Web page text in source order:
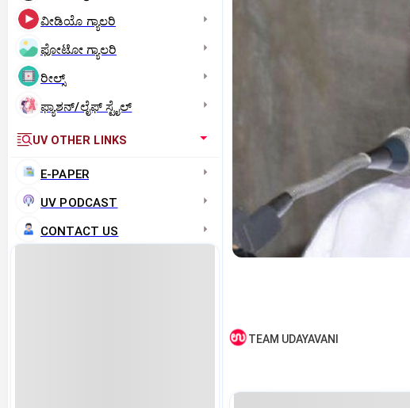
ವೀಡಿಯೊ ಗ್ಯಾಲರಿ
ಫೋಟೋ ಗ್ಯಾಲರಿ
ರೀಲ್ಸ್
ಫ್ಯಾಶನ್/ಲೈಫ್‌ ಸ್ಟೈಲ್
UV OTHER LINKS
E-PAPER
UV PODCAST
CONTACT US
TEAM UDAYAVANI